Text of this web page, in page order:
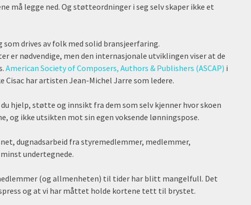
må legge ned. Og støtteordninger i seg selv skaper ikke et
drives av folk med solid bransjeerfaring.
er nødvendige, men den internasjonale utviklingen viser at de
American Society of Composers, Authors & Publishers (ASCAP) i
Cisac har artisten Jean-Michel Jarre som ledere.
hjelp, støtte og innsikt fra dem som selv kjenner hvor skoen
og ikke utsikten mot sin egen voksende lønningspose.
dugnadsarbeid fra styremedlemmer, medlemmer,
undertegnede.
(og allmenheten) til tider har blitt mangelfull. Det
og at vi har måttet holde kortene tett til brystet.